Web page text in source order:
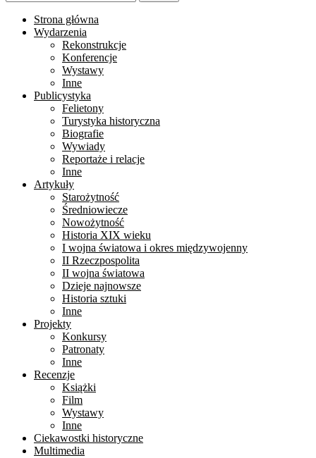
Strona główna
Wydarzenia
Rekonstrukcje
Konferencje
Wystawy
Inne
Publicystyka
Felietony
Turystyka historyczna
Biografie
Wywiady
Reportaże i relacje
Inne
Artykuły
Starożytność
Średniowiecze
Nowożytność
Historia XIX wieku
I wojna światowa i okres międzywojenny
II Rzeczpospolita
II wojna światowa
Dzieje najnowsze
Historia sztuki
Inne
Projekty
Konkursy
Patronaty
Inne
Recenzje
Książki
Film
Wystawy
Inne
Ciekawostki historyczne
Multimedia